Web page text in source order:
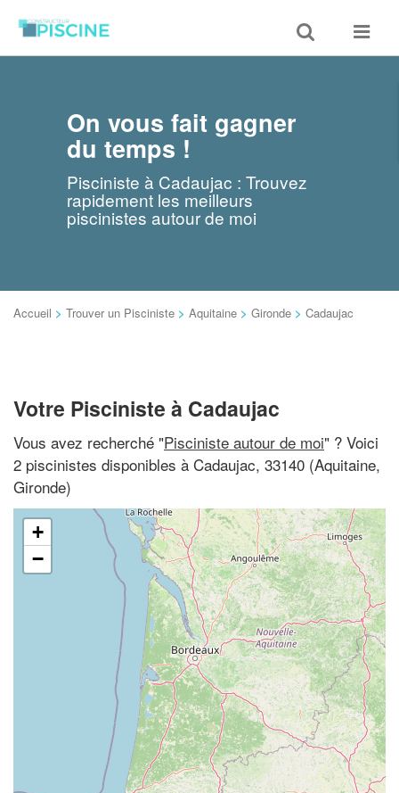
Toggle
search
Toggle
On vous fait gagner
du temps !
Pisciniste à Cadaujac : Trouvez
rapidement les meilleurs
piscinistes autour de moi
Accueil > Trouver un Pisciniste > Aquitaine > Gironde > Cadaujac
Votre Pisciniste à Cadaujac
Vous avez recherché "Pisciniste autour de moi" ? Voici
2 piscinistes disponibles à Cadaujac, 33140 (Aquitaine,
Gironde)
+
−